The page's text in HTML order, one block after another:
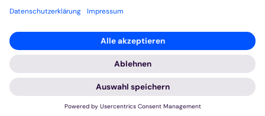
Rechtsdatenbank
Meldestelle gemäß Hinweisgeberschutzgesetz
2026 © Bistum Aachen
Impressum
Datenschutzerklärung